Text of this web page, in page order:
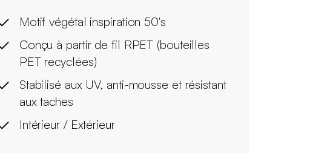
Motif végétal inspiration 50's
Conçu à partir de fil RPET (bouteilles
PET recyclées)
Stabilisé aux UV, anti-mousse et résistant
aux taches
Intérieur / Extérieur